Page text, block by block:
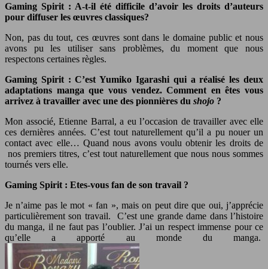
Gaming Spirit : A-t-il été difficile d’avoir les droits d’auteurs
pour diffuser les œuvres classiques?
Non, pas du tout, ces œuvres sont dans le domaine public et nous
avons pu les utiliser sans problèmes, du moment que nous
respectons certaines règles.
Gaming Spirit : C’est Yumiko Igarashi qui a réalisé les deux
adaptations manga que vous vendez. Comment en êtes vous
arrivez à travailler avec une des pionnières du shojo ?
Mon associé, Etienne Barral, a eu l’occasion de travailler avec elle
ces dernières années. C’est tout naturellement qu’il a pu nouer un
contact avec elle… Quand nous avons voulu obtenir les droits de
nos premiers titres, c’est tout naturellement que nous nous sommes
tournés vers elle.
Gaming Spirit : Etes-vous fan de son travail ?
Je n’aime pas le mot « fan », mais on peut dire que oui, j’apprécie
particulièrement son travail. C’est une grande dame dans l’histoire
du manga, il ne faut pas l’oublier. J’ai un respect immense pour ce
qu’elle a apporté au monde du manga.